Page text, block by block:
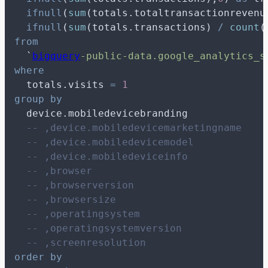
ifnull ( sum
ifnull ( sum (totals.transactions) / count (
from
` bigquery-public-
where
  totals.visits
=
1
group by
  device.mobiledevicebranding
-- ,device.mobiledevicemarketingname
-- ,device.mobiledevicemodel
-- ,device.mobiledeviceinfo
-- ,browser
-- ,browserversion
-- ,browsersize
-- ,operatingsystem
-- ,operatingsystemversion
-- ,screenresolution
order by